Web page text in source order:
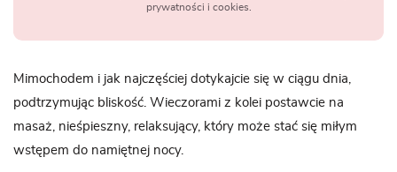
prywatności i cookies.
Mimochodem i jak najczęściej dotykajcie się w ciągu dnia,
podtrzymując bliskość. Wieczorami z kolei postawcie na
masaż, nieśpieszny, relaksujący, który może stać się miłym
wstępem do namiętnej nocy.